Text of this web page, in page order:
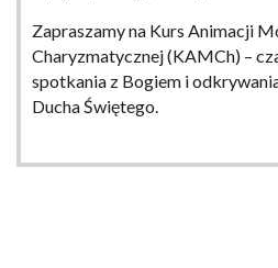
Zapraszamy na Kurs Animacji
Charyzmatycznej (KAMCh) –
spotkania z Bogiem i
Ducha Świętego.